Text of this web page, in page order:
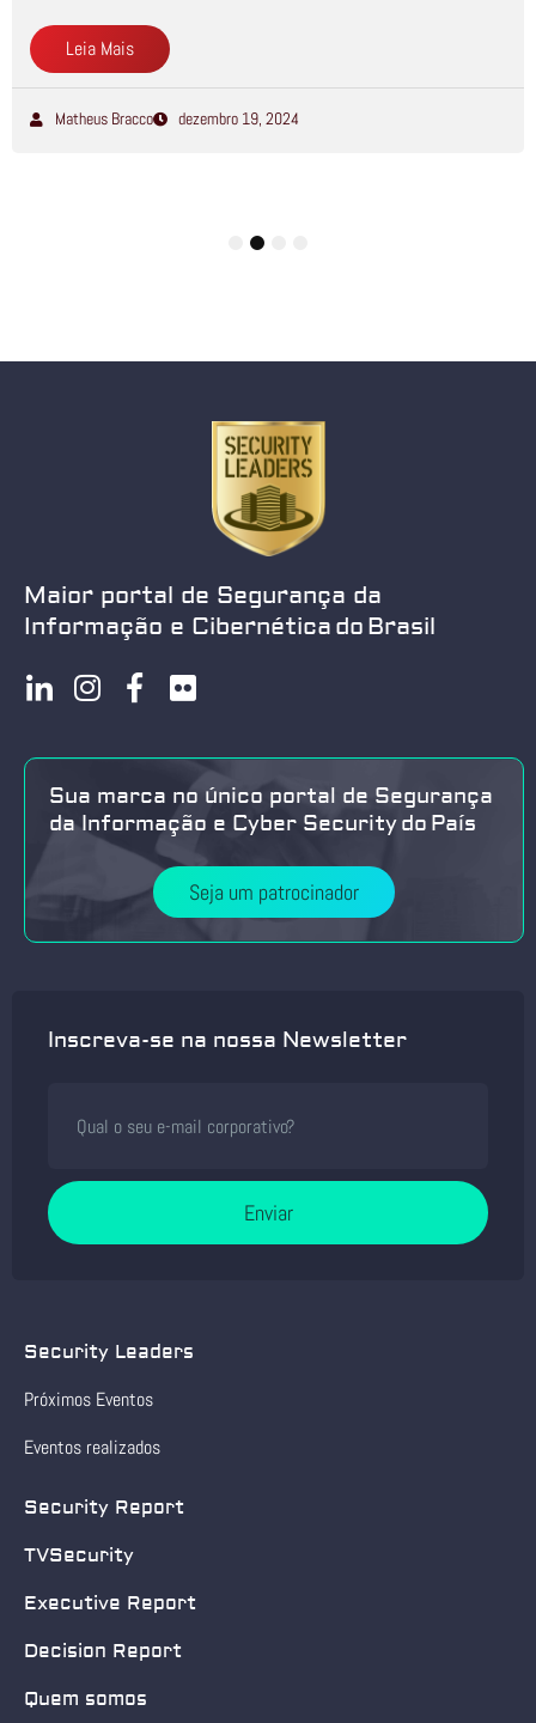
Leia Mais
Matheus Bracco dezembro 19, 2024
Maior portal de Segurança da
Informação e Cibernética do Brasil
Sua marca no único portal de Segurança
da Informação e Cyber Security do País
Seja um patrocinador
Inscreva-se na nossa Newsletter
Enviar
Security Leaders
Próximos Eventos
Eventos realizados
Security Report
TVSecurity
Executive Report
Decision Report
Quem somos